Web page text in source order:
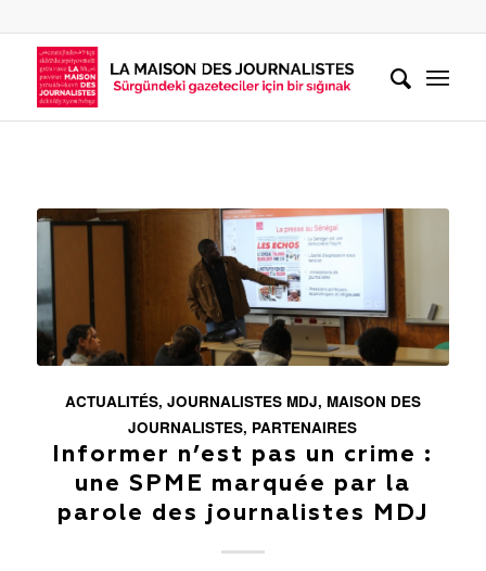
ACTUALITÉS, JOURNALISTES MDJ, MAISON DES
JOURNALISTES, PARTENAIRES
Informer n’est pas un crime :
une SPME marquée par la
parole des journalistes MDJ